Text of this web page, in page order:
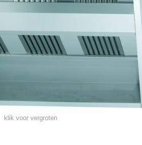
klik voor vergroten